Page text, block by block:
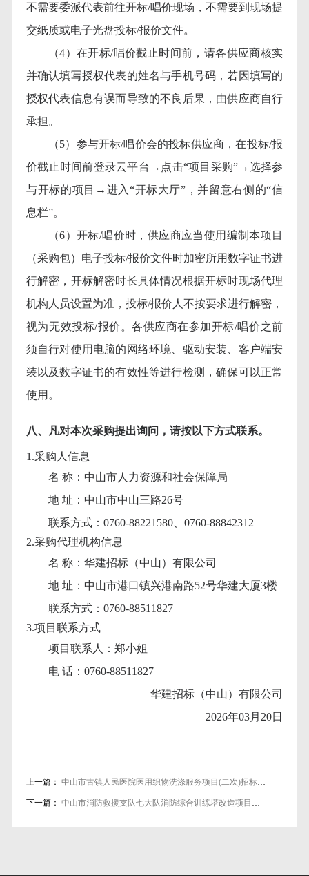
不需要委派代表前往开标/唱价现场，不需要到现场提
交纸质或电子光盘投标/报价文件。
（4）在开标/唱价截止时间前，请各供应商核实
并确认填写授权代表的姓名与手机号码，若因填写的
授权代表信息有误而导致的不良后果，由供应商自行
承担。
（5）参与开标/唱价会的投标供应商，在投标/报
价截止时间前登录云平台→点击“项目采购”→选择参
与开标的项目→进入“开标大厅”，并留意右侧的“信
息栏”。
（6）开标/唱价时，供应商应当使用编制本项目
（采购包）电子投标/报价文件时加密所用数字证书进
行解密，开标解密时长具体情况根据开标时现场代理
机构人员设置为准，投标/报价人不按要求进行解密，
视为无效投标/报价。各供应商在参加开标/唱价之前
须自行对使用电脑的网络环境、驱动安装、客户端安
装以及数字证书的有效性等进行检测，确保可以正常
使用。
八、凡对本次采购提出询问，请按以下方式联系。
1.采购人信息
名 称：中山市人力资源和社会保障局
地址：中山市中山三路26号
联系方式： 0760-88221580、0760-88842312
2.采购代理机构信息
名 称：华建招标（中山）有限公司
地址：中山市港口镇兴港南路52号华建大厦3楼
联系方式： 0760-88511827
3.项目联系方式
项目联系人：郑小姐
电话：0760-88511827
华建招标（中山）有限公司
2026年03月20日
上一篇： 中山市古镇人民医院医用织物洗涤服务项目(二次)招标公告
下一篇： 中山市消防救援支队七大队消防综合训练塔改造项目招标公告